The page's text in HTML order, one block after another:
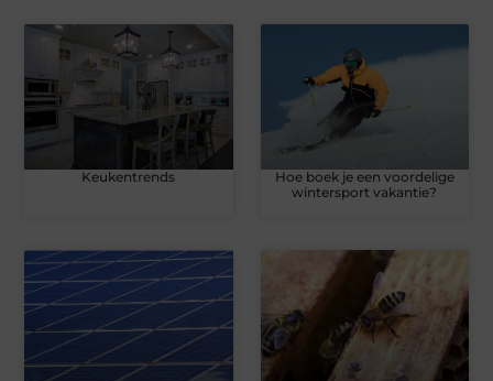
Keukentrends
Hoe boek je een voordelige
wintersport vakantie?